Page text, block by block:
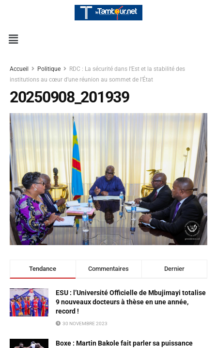
Accueil Politique
RDC : La sécurité dans l’Est et la stabilité des
institutions au cœur d’une réunion au sommet de l’État
20250908_201939
Tendance Commentaires Dernier
ESU : l’Université Officielle de Mbujimayi totalise
9 nouveaux docteurs à thèse en une année,
record !
30 NOVEMBRE 2023
Boxe : Martin Bakole fait parler sa puissance